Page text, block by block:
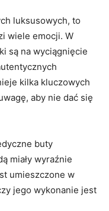
luksusowych, ‌to
wiele emocji. W
są ‌na wyciągnięcie
kilka kluczowych
aby nie dać się
buty
miały wyraźnie
umieszczone w
‌jego wykonanie jest